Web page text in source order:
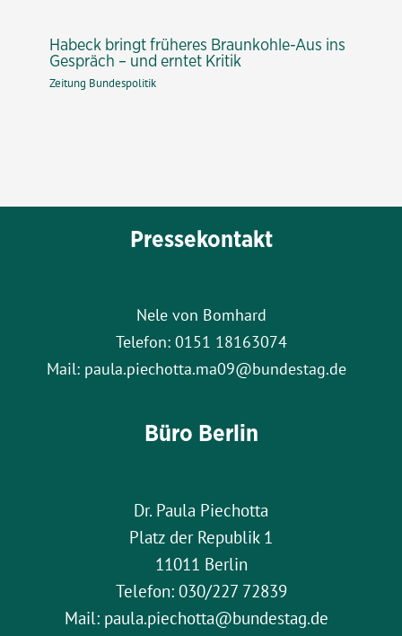
Habeck bringt früheres Braunkohle-Aus ins
Gespräch – und erntet Kritik
Zeitung Bundespolitik
Pressekontakt
Nele von Bomhard
Telefon: 0151 18163074
Mail: paula.piechotta.ma09@bundestag.de
Büro Berlin
Dr. Paula Piechotta
Platz der Republik 1
11011 Berlin
Telefon: 030/227 72839
Mail: paula.piechotta@bundestag.de